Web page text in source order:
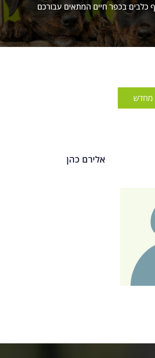
כלבים בכפר חיים המתאים עבורכם
מחדש
אלירם כהן